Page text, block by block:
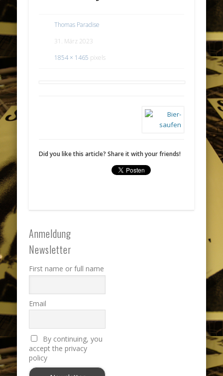
Thomas Paradise
31. März 2023
1854 × 1465 pixels
Did you like this article? Share it with your friends!
Anmeldung
Newsletter
First name or full name
Email
By continuing, you
accept the privacy
policy